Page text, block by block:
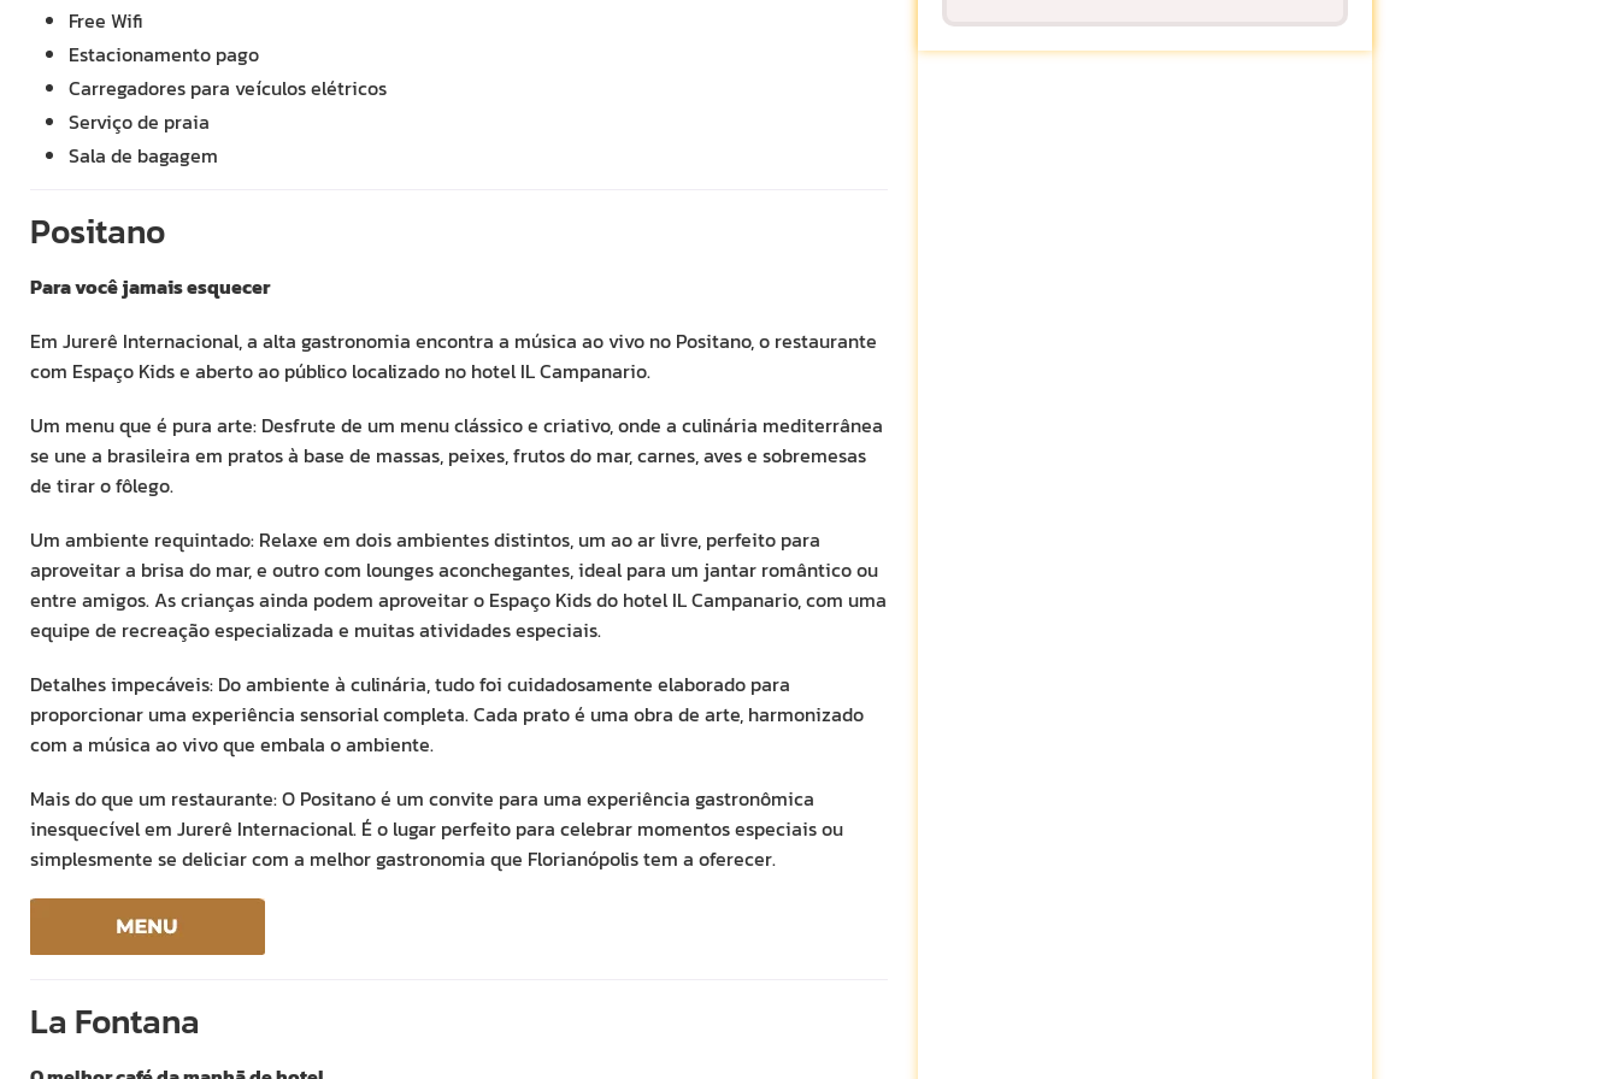
Free Wifi
Estacionamento pago
Carregadores para veículos elétricos
Serviço de praia
Sala de bagagem
Positano
Para você jamais esquecer
Em Jurerê Internacional, a alta gastronomia encontra a música ao vivo no Positano, o restaurante
com Espaço Kids e aberto ao público localizado no hotel IL Campanario.
Um menu que é pura arte: Desfrute de um menu clássico e criativo, onde a culinária mediterrânea
se une a brasileira em pratos à base de massas, peixes, frutos do mar, carnes, aves e sobremesas
de tirar o fôlego.
Um ambiente requintado: Relaxe em dois ambientes distintos, um ao ar livre, perfeito para
aproveitar a brisa do mar, e outro com lounges aconchegantes, ideal para um jantar romântico ou
entre amigos. As crianças ainda podem aproveitar o Espaço Kids do hotel IL Campanario, com uma
equipe de recreação especializada e muitas atividades especiais.
Detalhes impecáveis: Do ambiente à culinária, tudo foi cuidadosamente elaborado para
proporcionar uma experiência sensorial completa. Cada prato é uma obra de arte, harmonizado
com a música ao vivo que embala o ambiente.
Mais do que um restaurante: O Positano é um convite para uma experiência gastronômica
inesquecível em Jurerê Internacional. É o lugar perfeito para celebrar momentos especiais ou
simplesmente se deliciar com a melhor gastronomia que Florianópolis tem a oferecer.
La Fontana